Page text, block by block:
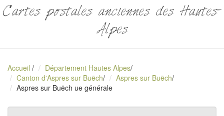
Cartes postales anciennes des Hautes-
Alpes
Accueil / Département Hautes Alpes/
Canton d'Aspres sur Buëch/ Aspres sur Buëch/
Aspres sur Buëch ue générale